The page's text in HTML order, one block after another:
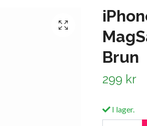
Brun
299 kr
I lager.